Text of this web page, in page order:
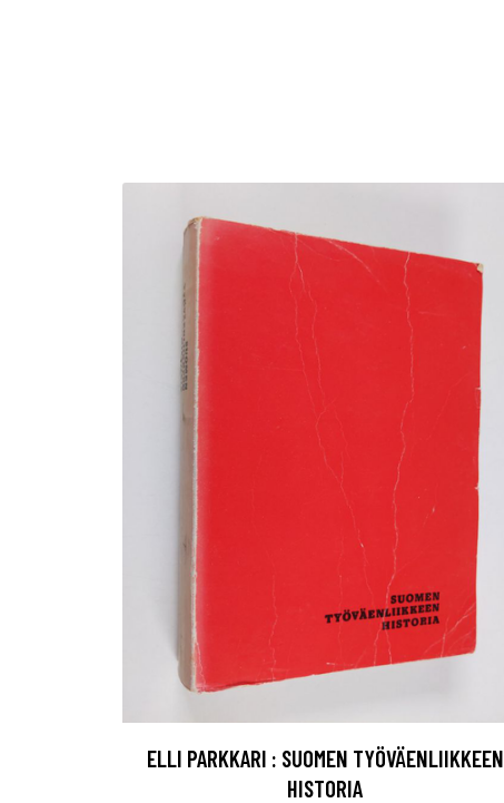
ELLI PARKKARI : SUOMEN TYÖVÄENLIIKKEEN
HISTORIA